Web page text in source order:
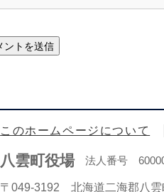
このホームページについて
八雲町役場法人番号
〒049-3192 北海道二海郡八雲